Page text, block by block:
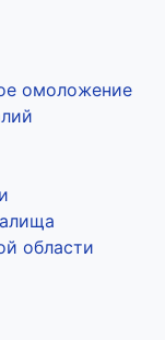
омоложение
области